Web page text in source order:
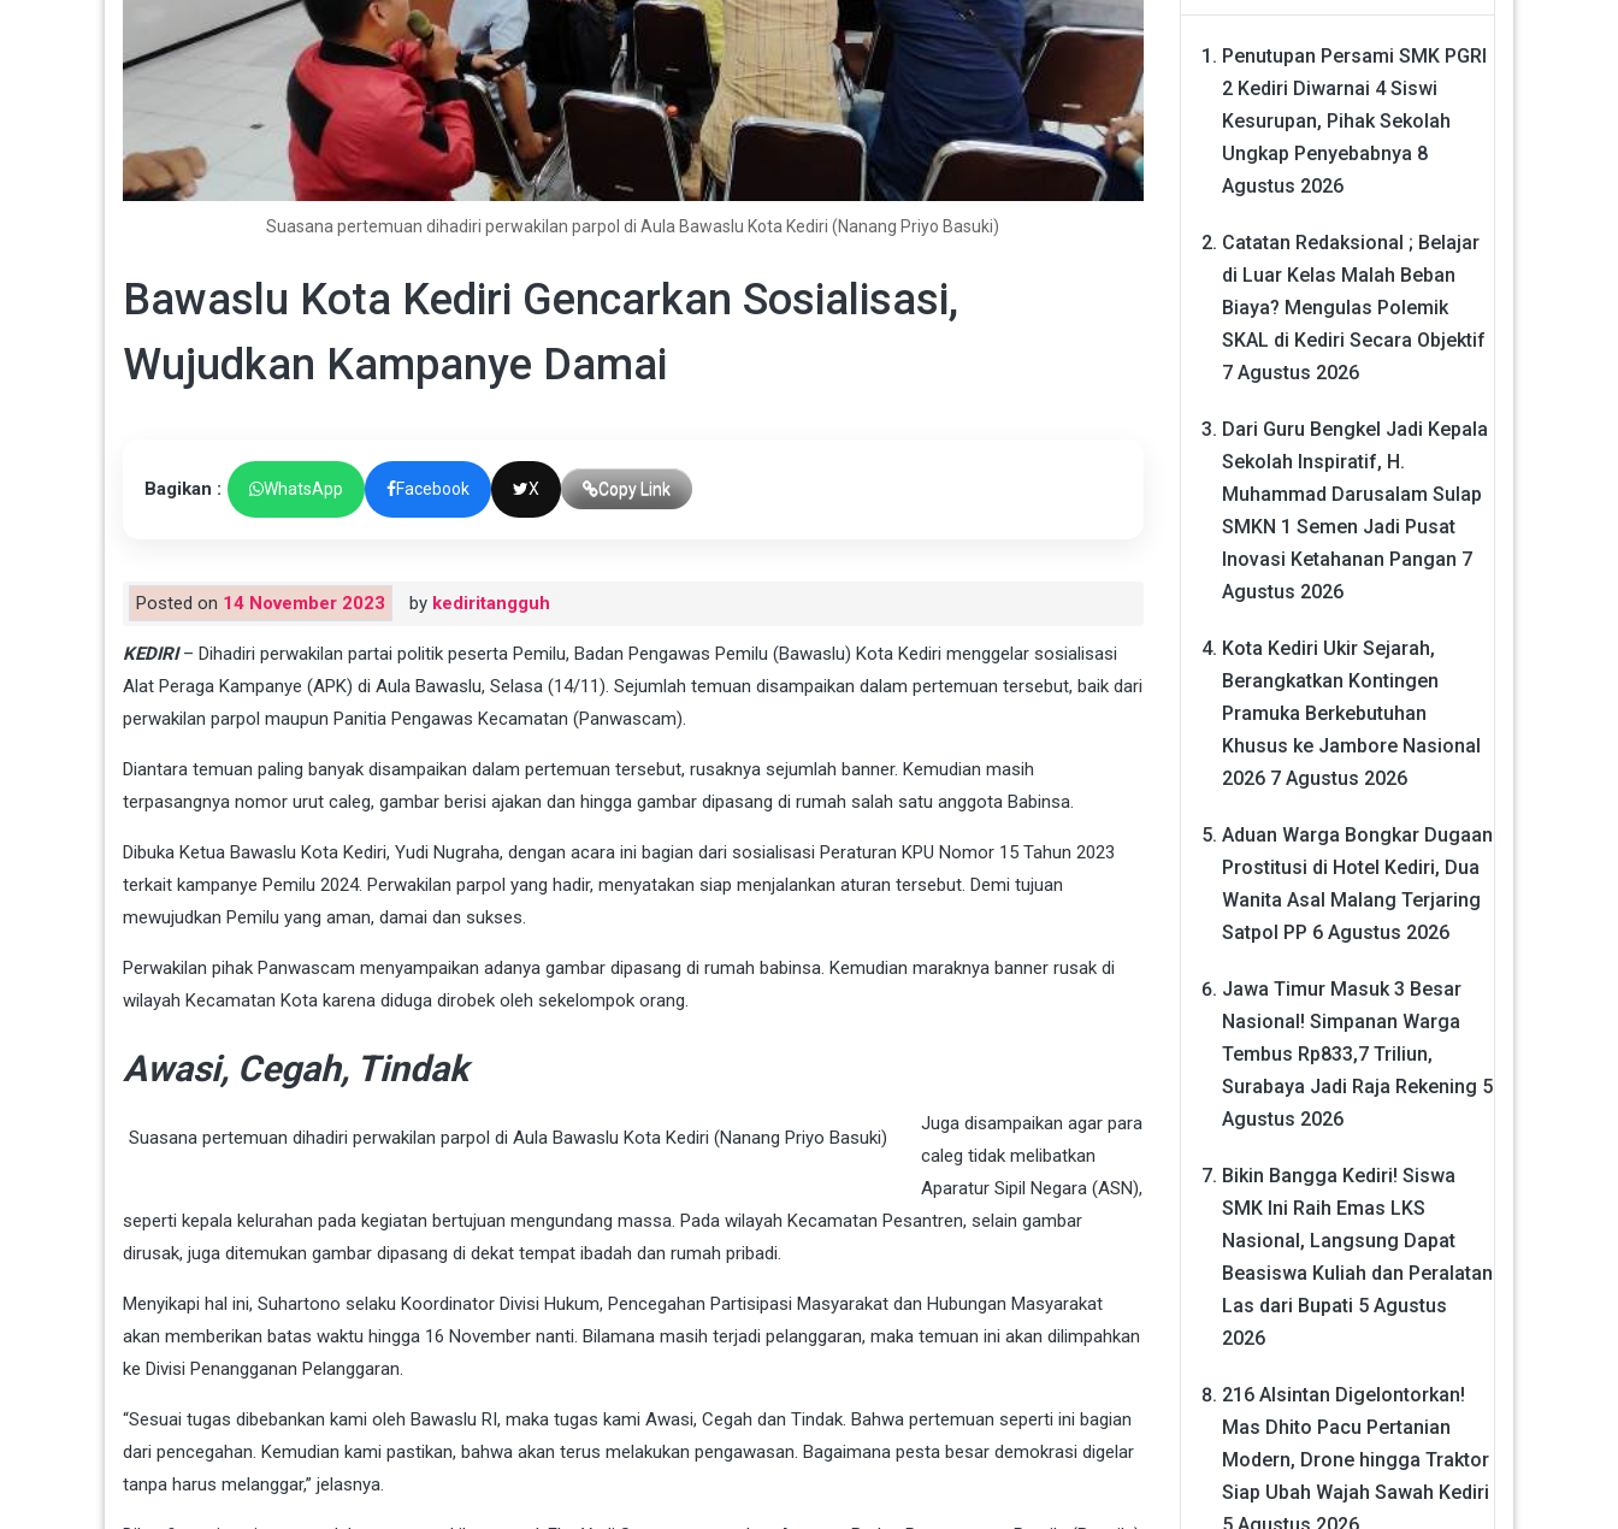
Suasana pertemuan dihadiri perwakilan parpol di Aula Bawaslu Kota Kediri (Nanang Priyo Basuki)
Bawaslu Kota Kediri Gencarkan Sosialisasi,
Wujudkan Kampanye Damai
Bagikan : WhatsApp Facebook X Copy Link
Posted on 14 November 2023 by kediritangguh
KEDIRI– Dihadiri perwakilan partai politik peserta Pemilu, Badan Pengawas Pemilu (Bawaslu) Kota Kediri menggelar sosialisasi
Alat Peraga Kampanye (APK) di Aula Bawaslu, Selasa (14/11). Sejumlah temuan disampaikan dalam pertemuan tersebut, baik dari
perwakilan parpol maupun Panitia Pengawas Kecamatan (Panwascam).
Diantara temuan paling banyak disampaikan dalam pertemuan tersebut, rusaknya sejumlah banner. Kemudian masih
terpasangnya nomor urut caleg, gambar berisi ajakan dan hingga gambar dipasang di rumah salah satu anggota Babinsa.
Dibuka Ketua Bawaslu Kota Kediri, Yudi Nugraha, dengan acara ini bagian dari sosialisasi Peraturan KPU Nomor 15 Tahun 2023
terkait kampanye Pemilu 2024. Perwakilan parpol yang hadir, menyatakan siap menjalankan aturan tersebut. Demi tujuan
mewujudkan Pemilu yang aman, damai dan sukses.
Perwakilan pihak Panwascam menyampaikan adanya gambar dipasang di rumah babinsa. Kemudian maraknya banner rusak di
wilayah Kecamatan Kota karena diduga dirobek oleh sekelompok orang.
Awasi, Cegah, Tindak
Suasana pertemuan dihadiri perwakilan parpol di Aula Bawaslu Kota Kediri (Nanang Priyo Basuki)
Juga disampaikan agar para
caleg tidak melibatkan
Aparatur Sipil Negara (ASN),
seperti kepala kelurahan pada kegiatan bertujuan mengundang massa. Pada wilayah Kecamatan Pesantren, selain gambar
dirusak, juga ditemukan gambar dipasang di dekat tempat ibadah dan rumah pribadi.
Menyikapi hal ini, Suhartono selaku Koordinator Divisi Hukum, Pencegahan Partisipasi Masyarakat dan Hubungan Masyarakat
akan memberikan batas waktu hingga 16 November nanti. Bilamana masih terjadi pelanggaran, maka temuan ini akan dilimpahkan
ke Divisi Penangganan Pelanggaran.
“Sesuai tugas dibebankan kami oleh Bawaslu RI, maka tugas kami Awasi, Cegah dan Tindak. Bahwa pertemuan seperti ini bagian
dari pencegahan. Kemudian kami pastikan, bahwa akan terus melakukan pengawasan. Bagaimana pesta besar demokrasi digelar
tanpa harus melanggar,” jelasnya.
Penutupan Persami SMK PGRI
2 Kediri Diwarnai 4 Siswi
Kesurupan, Pihak Sekolah
Ungkap Penyebabnya 8
Agustus 2026
Catatan Redaksional ; Belajar
di Luar Kelas Malah Beban
Biaya? Mengulas Polemik
SKAL di Kediri Secara Objektif
7 Agustus 2026
Dari Guru Bengkel Jadi Kepala
Sekolah Inspiratif, H.
Muhammad Darusalam Sulap
SMKN 1 Semen Jadi Pusat
Inovasi Ketahanan Pangan 7
Agustus 2026
Kota Kediri Ukir Sejarah,
Berangkatkan Kontingen
Pramuka Berkebutuhan
Khusus ke Jambore Nasional
2026 7 Agustus 2026
Aduan Warga Bongkar Dugaan
Prostitusi di Hotel Kediri, Dua
Wanita Asal Malang Terjaring
Satpol PP 6 Agustus 2026
Jawa Timur Masuk 3 Besar
Nasional! Simpanan Warga
Tembus Rp833,7 Triliun,
Surabaya Jadi Raja Rekening 5
Agustus 2026
Bikin Bangga Kediri! Siswa
SMK Ini Raih Emas LKS
Nasional, Langsung Dapat
Beasiswa Kuliah dan Peralatan
Las dari Bupati 5 Agustus
2026
216 Alsintan Digelontorkan!
Mas Dhito Pacu Pertanian
Modern, Drone hingga Traktor
Siap Ubah Wajah Sawah Kediri
5 Agustus 2026